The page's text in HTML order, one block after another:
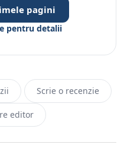
pagini
pentru detalii
Scrie o recenzie
editor